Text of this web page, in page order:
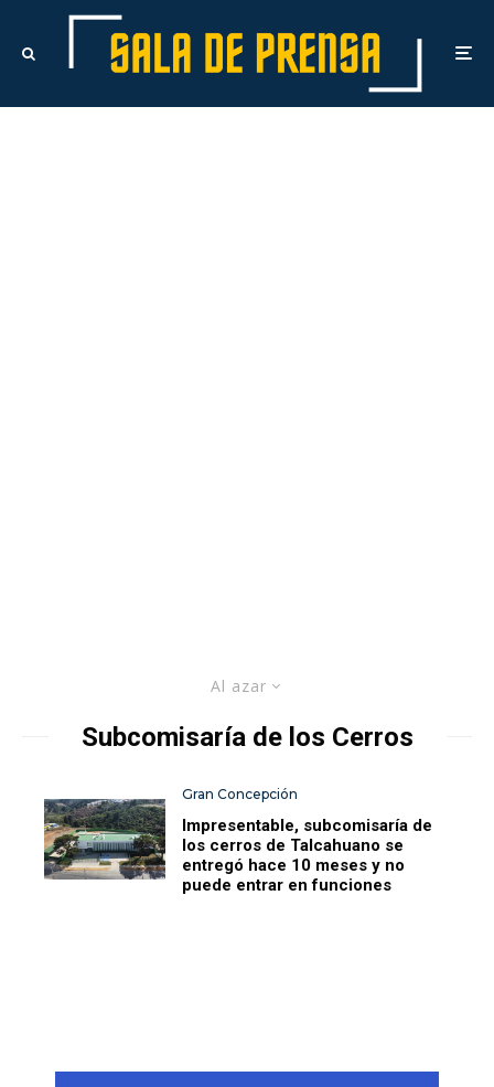
Al azar
Subcomisaría de los Cerros
Gran Concepción
Impresentable, subcomisaría de
los cerros de Talcahuano se
entregó hace 10 meses y no
puede entrar en funciones